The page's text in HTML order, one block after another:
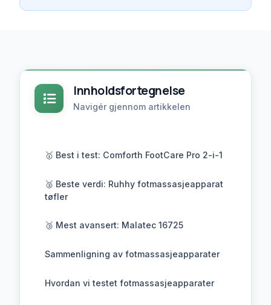
massasje
Innholdsfortegnelse
Navigér gjennom artikkelen
🥇 Best i test: Comforth FootCare Pro 2-i-1
🥈 Beste verdi: Ruhhy fotmassasjeapparat
tøfler
🥉 Mest avansert: Malatec 16725
Sammenligning av fotmassasjeapparater
Hvordan vi testet fotmassasjeapparater